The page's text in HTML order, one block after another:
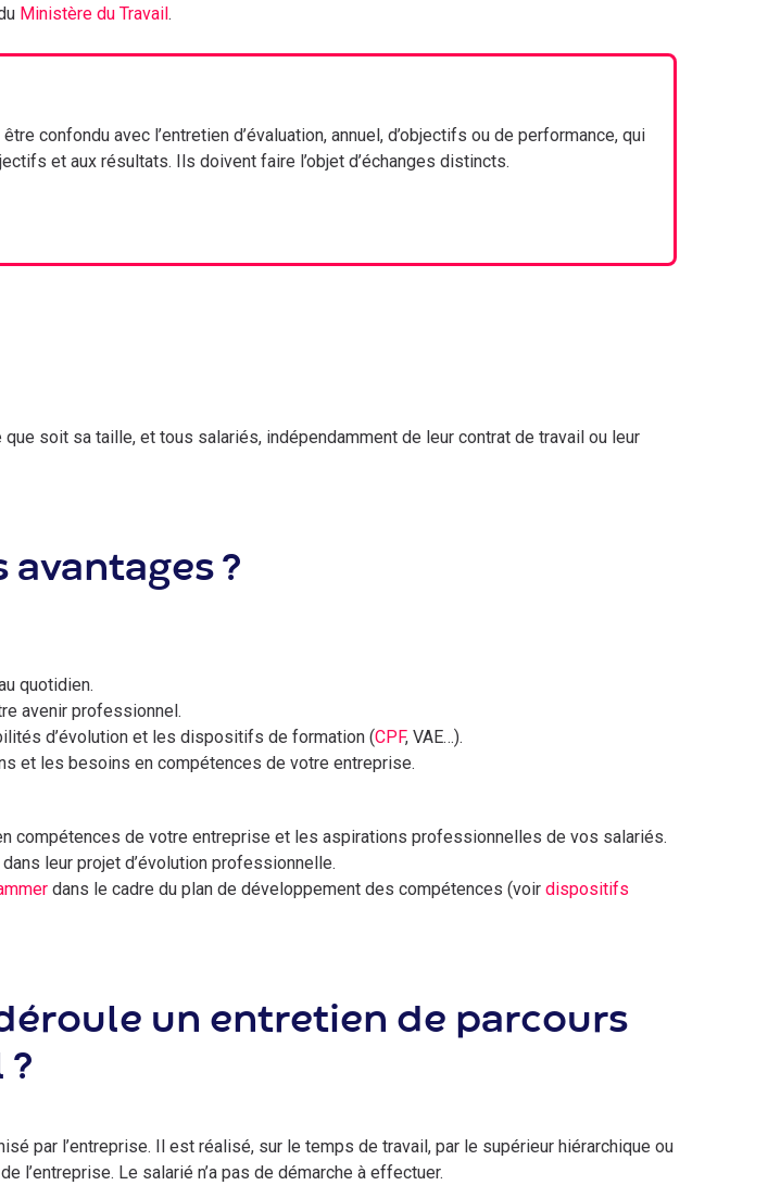
Ministère du Travail.
confondu avec l’entretien d’évaluation, annuel, d’objectifs ou de performance, qui
et aux résultats. Ils doivent faire l’objet d’échanges distincts.
soit sa taille, et tous salariés, indépendamment de leur contrat de travail ou leur
avantages ?
quotidien.
avenir professionnel.
d’évolution et les dispositifs de formation (CPF, VAE…).
et les besoins en compétences de votre entreprise.
compétences de votre entreprise et les aspirations professionnelles de vos salariés.
leur projet d’évolution professionnelle.
dans le cadre du plan de développement des compétences (voir dispositifs
un entretien de parcours
?
par l’entreprise. Il est réalisé, sur le temps de travail, par le supérieur hiérarchique ou
l’entreprise. Le salarié n’a pas de démarche à effectuer.